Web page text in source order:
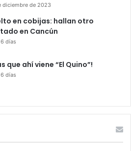
diciembre de 2023
en cobijas: hallan otro
en Cancún
días
que ahí viene “El Quino”!
días